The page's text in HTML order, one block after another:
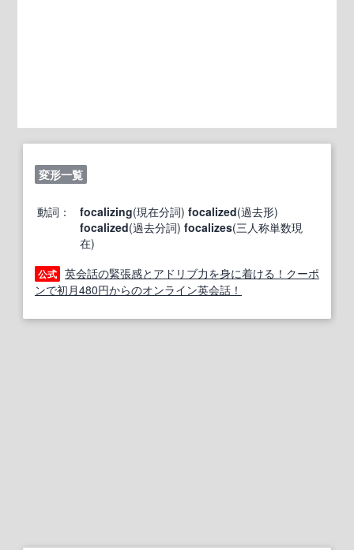
変形一覧
動詞： focalizing(現在分詞) focalized(過去形)
focalized(過去分詞) focalizes(三人称単数現
在)
公式 英会話の緊張感とアドリブ力を身に着ける！クーポ
ンで初月480円からのオンライン英会話！